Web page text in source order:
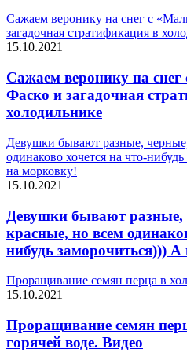
Сажаем веронику на снег с
загадочная стратификация в
15.10.2021
Сажаем веронику на
Фаско и загадочная
холодильнике
Девушки бывают разные,
одинаково хочется на что-
на морковку!
15.10.2021
Девушки бывают разные,
красные, но всем
нибудь заморочиться)))
Проращивание семян перца в
15.10.2021
Проращивание семян
горячей воде. Видео